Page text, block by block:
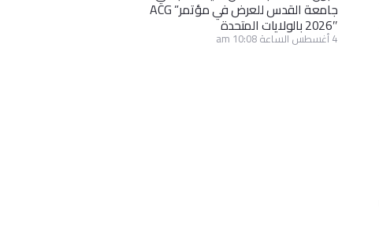
جامعة القدس للعرض في مؤتمر” ACG
2026″ بالولايات المتحدة
4 أغسطس الساعة 10:08 am